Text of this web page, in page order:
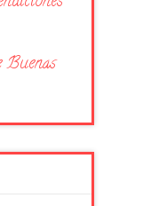
Buenas